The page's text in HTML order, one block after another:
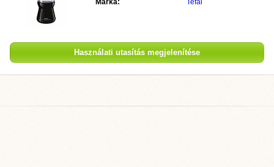
Márka: Tefal
Használati utasítás megjelenítése